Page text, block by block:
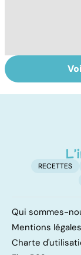
Tout savoir
les
RECETTES
Qui sommes-
Mentions légales
Charte